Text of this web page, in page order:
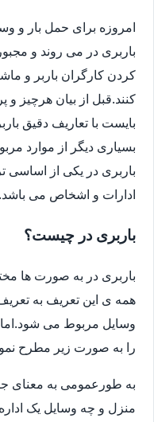
امروزه برای حمل بار و
باربری در می روند و
کردن کارگران باربر و
کنند.قبل از بیان هرچیز
بایست با تعاریف دقیق
بسیاری دیگر از موارد
باربری در یکی از اساسی
ادارات و اشخاص می باشد.
باربری در چیست؟
باربری در به صورت ها
همه ی این تعریف به
وسایل مربوط می
را به صورت زیر مطرح
به طورعمومی به معنای
منزل و چه وسایل یک